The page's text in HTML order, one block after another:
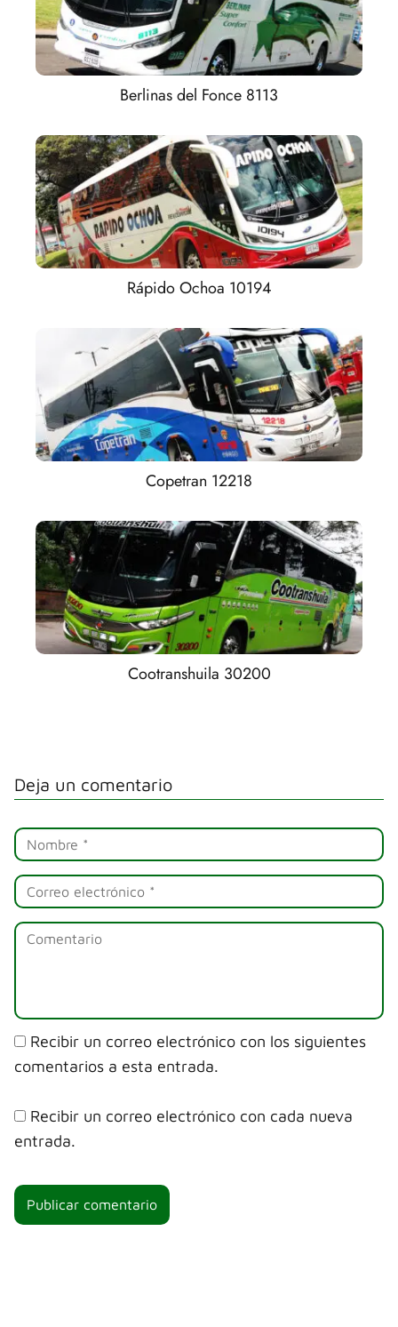
Berlinas del Fonce 8113
Rápido Ochoa 10194
Copetran 12218
Cootranshuila 30200
Deja un comentario
Recibir un correo electrónico con los siguientes
comentarios a esta entrada.
Recibir un correo electrónico con cada nueva
entrada.